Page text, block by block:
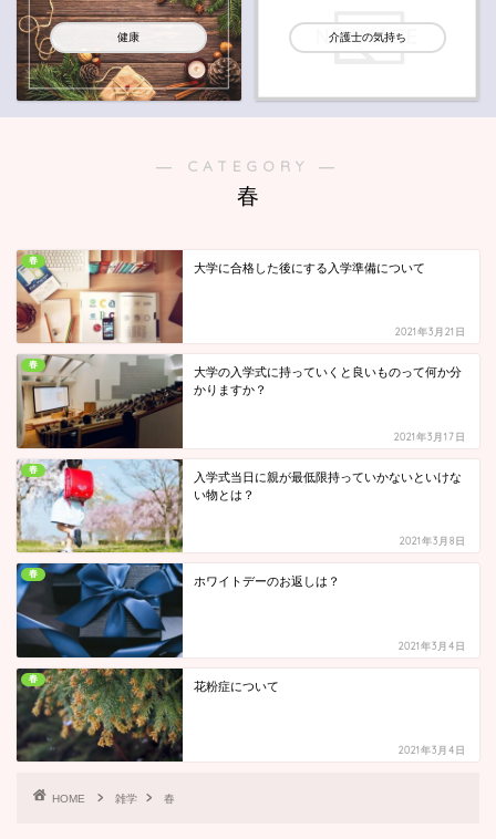
健康 介護士の気持ち
― CATEGORY ―
春
春
大学に合格した後にする入学準備について
2021年3月21日
春
大学の入学式に持っていくと良いものって何か分
かりますか？
2021年3月17日
春
入学式当日に親が最低限持っていかないといけな
い物とは？
2021年3月8日
春
ホワイトデーのお返しは？
2021年3月4日
春
花粉症について
2021年3月4日
HOME 雑学 春